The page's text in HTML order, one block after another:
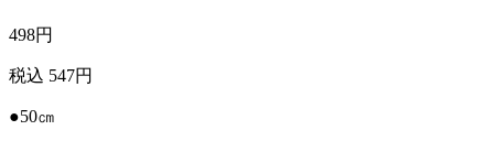
498円
税込 547円
●50㎝